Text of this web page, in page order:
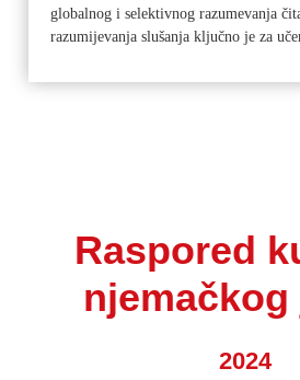
globalnog i selektivnog razumevanja
razumijevanja slušanja ključno je za
Raspored
njemačkog
2024